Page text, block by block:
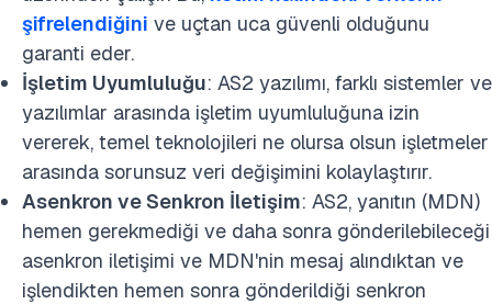
şifrelendiğini ve uçtan uca güvenli olduğunu
garanti eder.
İşletim Uyumluluğu: AS2 yazılımı, farklı sistemler ve
yazılımlar arasında işletim uyumluluğuna izin
vererek, temel teknolojileri ne olursa olsun işletmeler
arasında sorunsuz veri değişimini kolaylaştırır.
Asenkron ve Senkron İletişim: AS2, yanıtın (MDN)
hemen gerekmediği ve daha sonra gönderilebileceği
asenkron iletişimi ve MDN'nin mesaj alındıktan ve
işlendikten hemen sonra gönderildiği senkron